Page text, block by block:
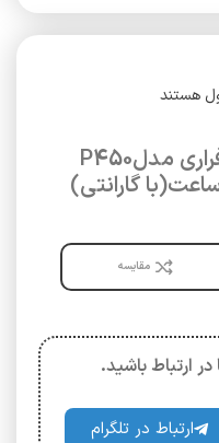
هستند
پاوربانک توربو شارژ برند فراری مدلP450
مقایسه
ارتباط باشید.
ارتباط در تلگرام